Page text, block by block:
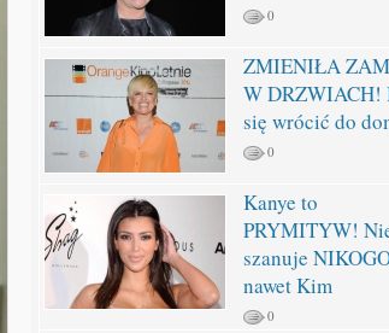
0
ZMIENIŁA
W DRZWIACH!
się wrócić do
0
Kanye to
PRYMITYW!
szanuje
nawet Kim
0